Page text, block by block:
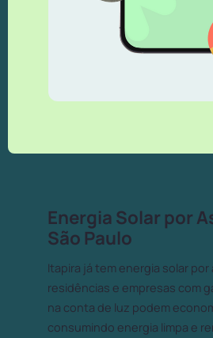
Energia Solar por
São Paulo
Itapira já tem energia solar
residências e empresas com
na conta de luz podem
consumindo energia limpa e